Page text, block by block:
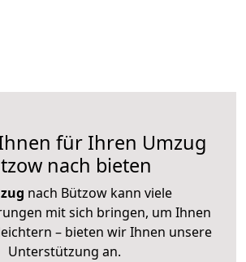
für Ihren Umzug
nach bieten
nach Bützow kann viele
mit sich bringen, um Ihnen
– bieten wir Ihnen unsere
Unterstützung an.